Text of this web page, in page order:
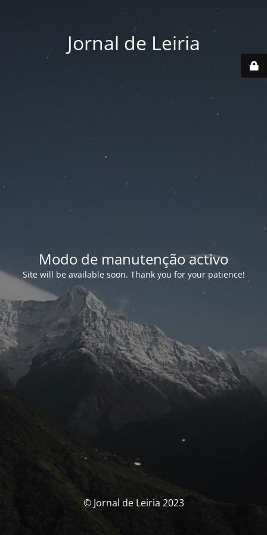
Jornal de Leiria
Modo de manutenção activo
Site will be available soon. Thank you for your patience!
© Jornal de Leiria 2023